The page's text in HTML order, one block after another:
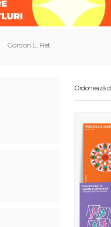
Gordon L. Flet
Ordonează